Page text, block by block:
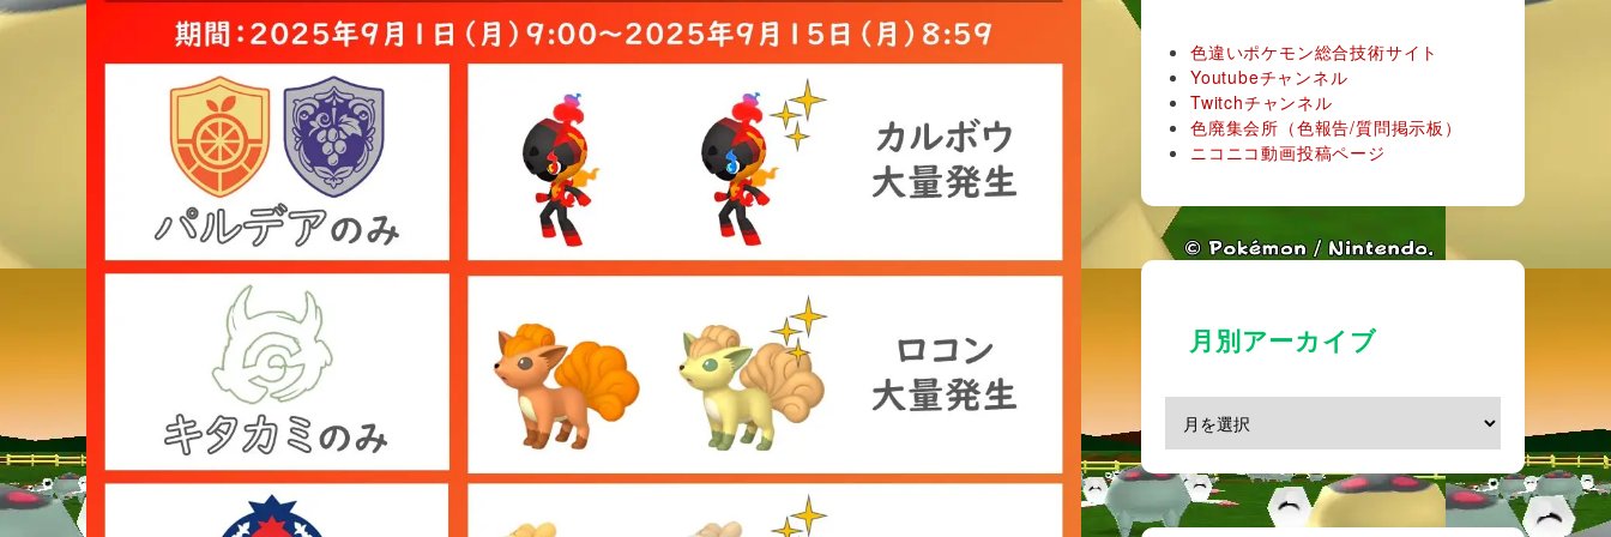
色違いポケモン総合技術サイト
Youtubeチャンネル
Twitchチャンネル
色廃集会所（色報告/質問掲示板）
ニコニコ動画投稿ページ
月別アーカイブ